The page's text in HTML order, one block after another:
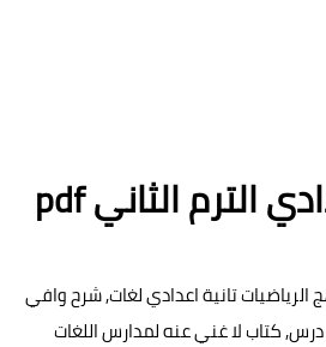
كتاب المعاصر ماث math للصف الثاني الاعدادي الترم الثاني pdf
تانية اعدادي لغات, شرح وافي
كتاب لا غني عنه لمدارس اللغات